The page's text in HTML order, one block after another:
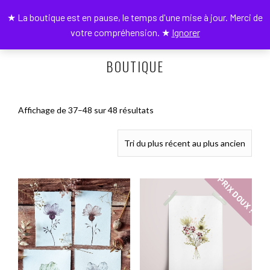
0
BOUTIQUE
Affichage de 37–48 sur 48 résultats
récent
ancien
PRIX DOUX !
★ La boutique est en pause, le temps d'une mise à jour. Merci de
votre compréhension. ★ Ignorer